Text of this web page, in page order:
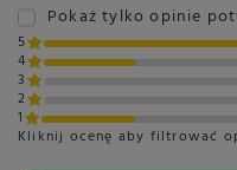
Pokaż tylko opinie
5
4
3
2
1
Kliknij ocenę aby filtrować